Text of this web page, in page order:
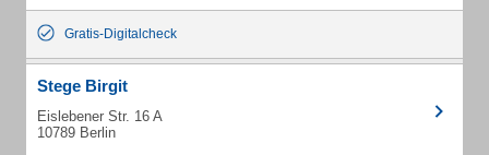
Gratis-Digitalcheck
Stege Birgit
Eislebener Str. 16 A
10789 Berlin